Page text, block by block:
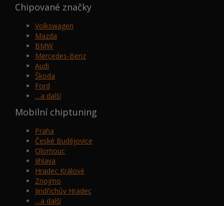
Chipované značky
Volkswagen
Mazda
BMW
Mercedes-Benz
Audi
Škoda
Ford
…a další
Mobilní chiptuning
Praha
České Budějovice
Olomouc
Jihlava
Hradec Králové
Znojmo
Jindřichův Hradec
…a další